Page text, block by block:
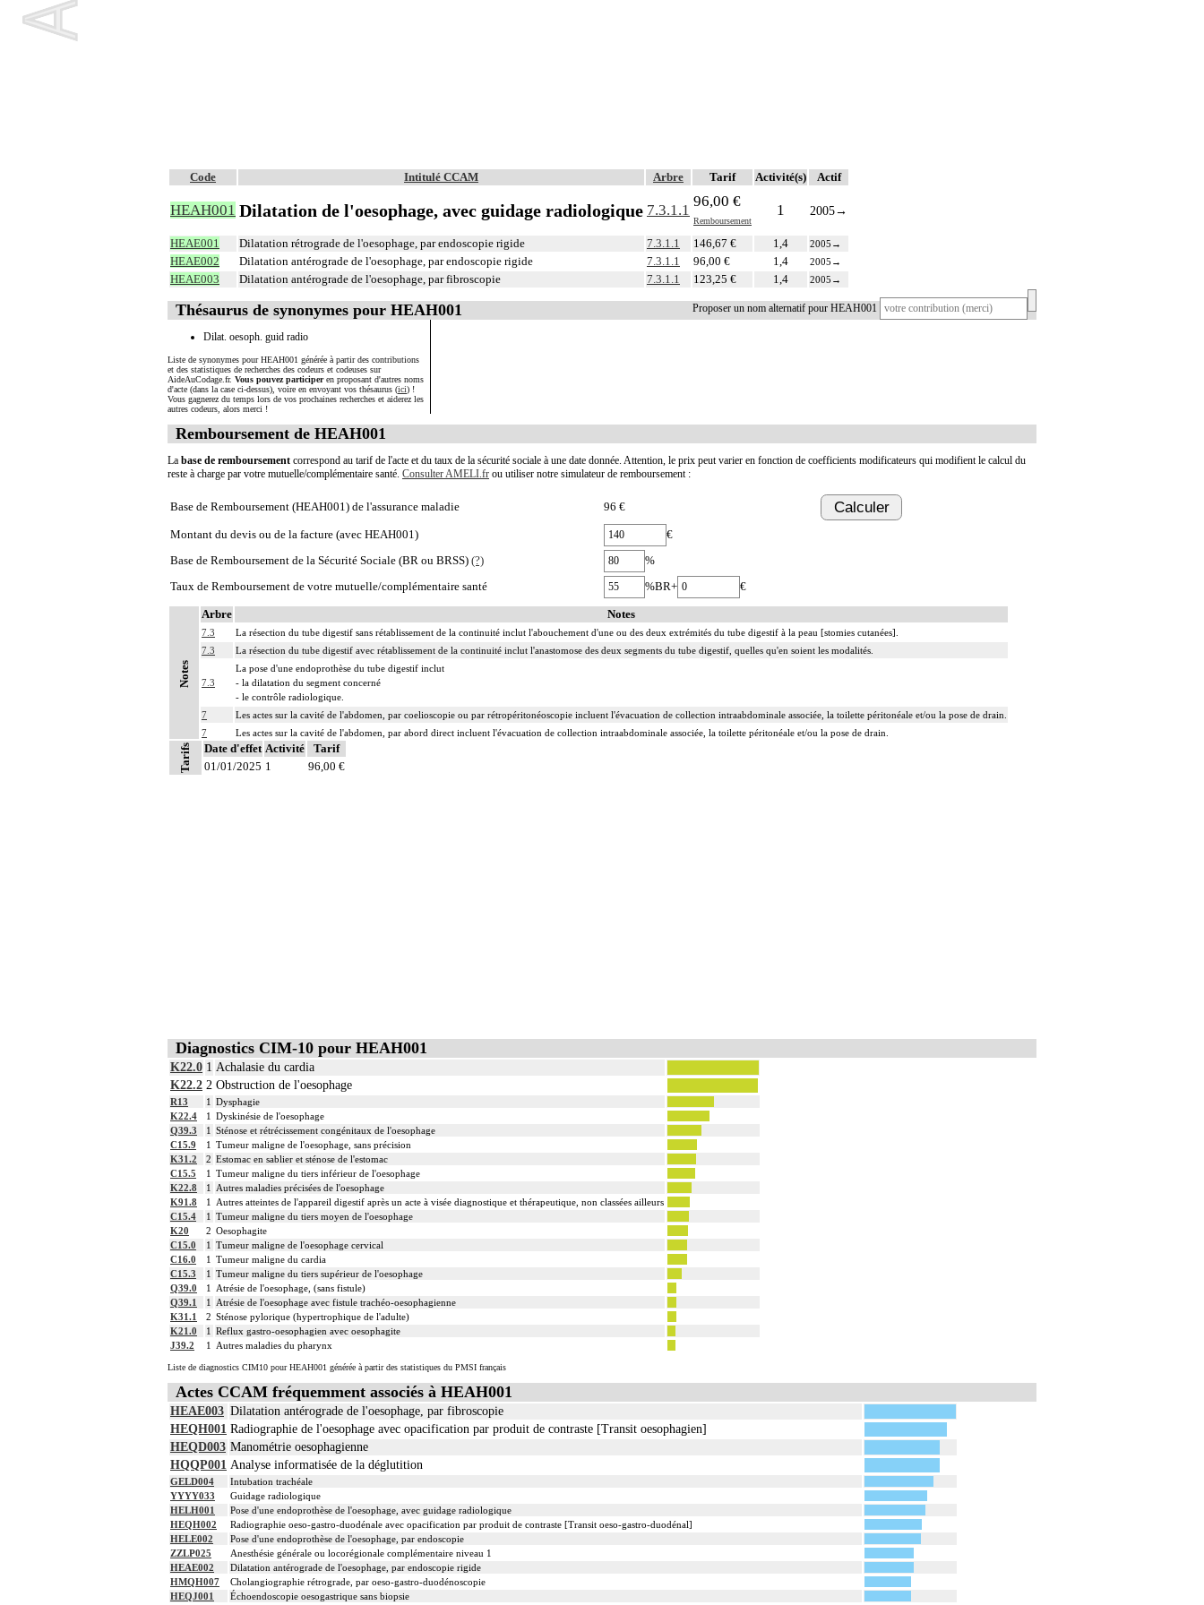
Code Intitulé CCAM Arbre Tarif Activité(s) Actif
HEAH001 Dilatation de l'oesophage, avec guidage radiologique 7.3.1.1
96,00 €
Remboursement
1 2005→
HEAE001 Dilatation rétrograde de l'oesophage, par endoscopie rigide 7.3.1.1 146,67 € 1,4 2005 →
HEAE002 Dilatation antérograde de l'oesophage, par endoscopie rigide 7.3.1.1 96,00 € 1,4 2005 →
HEAE003 Dilatation antérograde de l'oesophage, par fibroscopie 7.3.1.1 123,25 € 1,4 2005 →
Proposer un nom alternatif pour HEAH001
Thésaurus de synonymes pour HEAH001
Dilat. oesoph. guid radio
Liste de synonymes pour HEAH001 générée à partir des contributions
et des statistiques de recherches des codeurs et codeuses sur
AideAuCodage.fr. Vous pouvez participeren proposant d'autres noms
d'acte (dans la case ci-dessus), voire en envoyant vos thésaurus (ici) !
Vous gagnerez du temps lors de vos prochaines recherches et aiderez les
autres codeurs, alors merci !
Remboursement de HEAH001
La base de remboursement correspond au tarif de l'acte et du taux de la sécurité sociale à une date donnée. Attention, le prix peut varier en fonction de coefficients modificateurs qui modifient le calcul du
reste à charge par votre mutuelle/complémentaire santé. Consulter AMELI.fr ou utiliser notre simulateur de remboursement :
Base de Remboursement (HEAH001) de l'assurance maladie 96 € Calculer
Montant du devis ou de la facture (avec HEAH001)
€
Base de Remboursement de la Sécurité Sociale (BR ou BRSS) (?)
%
Taux de Remboursement de votre mutuelle/complémentaire santé
%BR+ €
Notes
Arbre Notes
7.3
La résection du tube digestif sans rétablissement de la continuité inclut l'abouchement d'une ou des deux extrémités du tube digestif à la peau [stomies cutanées].
7.3
La résection du tube digestif avec rétablissement de la continuité inclut l'anastomose des deux segments du tube digestif, quelles qu'en soient les modalités.
7.3
La pose d'une endoprothèse du tube digestif inclut
- la dilatation du segment concerné
- le contrôle radiologique.
7
Les actes sur la cavité de l'abdomen, par coelioscopie ou par rétropéritonéoscopie incluent l'évacuation de collection intraabdominale associée, la toilette péritonéale et/ou la pose de drain.
7
Les actes sur la cavité de l'abdomen, par abord direct incluent l'évacuation de collection intraabdominale associée, la toilette péritonéale et/ou la pose de drain.
Tarifs Date d'effet Activité
Tarif
01/01/2025 1 96,00 €
Diagnostics CIM-10 pour HEAH001
K22.0 1 Achalasie du cardia
K22.2 2 Obstruction de l'oesophage
R13 1 Dysphagie
K22.4
1 Dyskinésie de l'oesophage
Q39.3
1 Sténose et rétrécissement congénitaux de l'oesophage
C15.9
1 Tumeur maligne de l'oesophage, sans précision
K31.2
2 Estomac en sablier et sténose de l'estomac
C15.5
1 Tumeur maligne du tiers inférieur de l'oesophage
K22.8
1
Autres maladies précisées de l'oesophage
K91.8
1
Autres atteintes de l'appareil digestif après un acte à visée diagnostique et thérapeutique, non classées ailleurs
C15.4
1 Tumeur maligne du tiers moyen de l'oesophage
K20
2 Oesophagite
C15.0
1 Tumeur maligne de l'oesophage cervical
C16.0
1 Tumeur maligne du cardia
C15.3
1 Tumeur maligne du tiers supérieur de l'oesophage
Q39.0
1
Atrésie de l'oesophage, (sans fistule)
Q39.1
1
Atrésie de l'oesophage avec fistule trachéo-oesophagienne
K31.1
2 Sténose pylorique (hypertrophique de l'adulte)
K21.0
1 Reflux gastro-oesophagien avec oesophagite
J39.2
1 Autres maladies du pharynx
Liste de diagnostics CIM10 pour HEAH001 générée à partir des statistiques du PMSI français
Actes CCAM fréquemment associés à HEAH001
HEAE003 Dilatation antérograde de l'oesophage, par fibroscopie
HEQH001 Radiographie de l'oesophage avec opacification par produit de contraste [Transit oesophagien]
HEQD003 Manométrie oesophagienne
HQQP001 Analyse informatisée de la déglutition
GELD004
Intubation trachéale
YYYY033
Guidage radiologique
HELH001
Pose d'une endoprothèse de l'oesophage, avec guidage radiologique
HEQH002
Radiographie oeso-gastro-duodénale avec opacification par produit de contraste [Transit oeso-gastro-duodénal]
HELE002
Pose d'une endoprothèse de l'oesophage, par endoscopie
ZZLP025
Anesthésie générale ou locorégionale complémentaire niveau 1
HEAE002
Dilatation antérograde de l'oesophage, par endoscopie rigide
HMQH007
Cholangiographie rétrograde, par oeso-gastro-duodénoscopie
HEQJ001
Échoendoscopie oesogastrique sans biopsie